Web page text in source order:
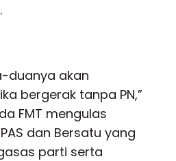
duanya akan
bergerak tanpa PN,”
FMT mengulas
dan Bersatu yang
parti serta